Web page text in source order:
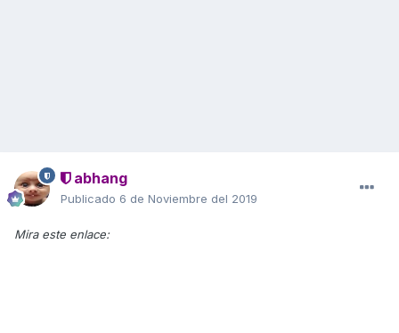
abhang
Publicado 6 de Noviembre del 2019
Mira este enlace: